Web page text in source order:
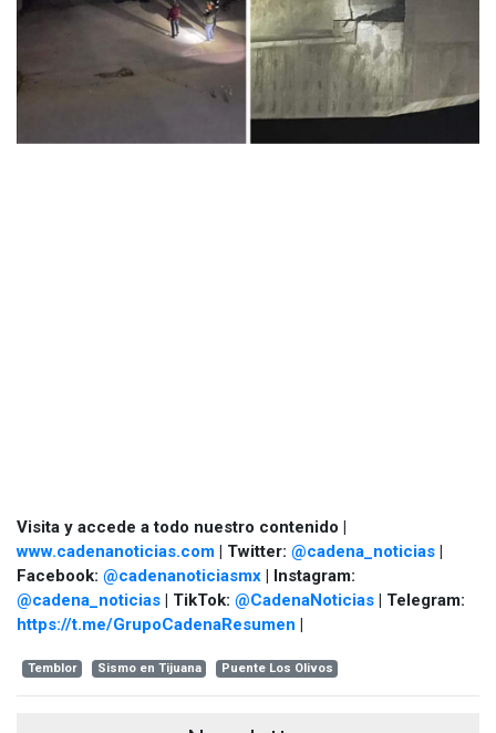
Visita y accede a todo nuestro contenido |
www.cadenanoticias.com | Twitter: @cadena_noticias
Facebook: @cadenanoticiasmx | Instagram:
@cadena_noticias | TikTok: @CadenaNoticias | Telegram:
https://t.me/GrupoCadenaResumen
Temblor Sismo en Tijuana Puente Los Olivos